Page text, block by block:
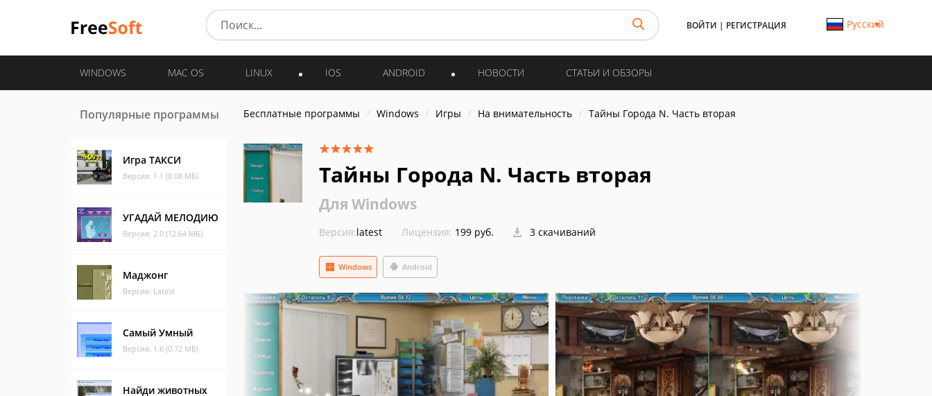
ВОЙТИ | РЕГИСТРАЦИЯ Русский
WINDOWS MAC OS LINUX IOS ANDROID НОВОСТИ СТАТЬИ И ОБЗОРЫ
Популярные программы
Игра ТАКСИ
Версия: 1.1 (0.08 МБ)
УГАДАЙ МЕЛОДИЮ
Версия: 2.0 (12.64 МБ)
Маджонг
Версия: Latest
Самый Умный
Версия: 1.6 (0.72 МБ)
Найди животных
Бесплатные программы Windows Игры На внимательность Тайны Города N. Часть вторая
Тайны Города N. Часть вторая
Для Windows
Версия:latest Лицензия: 199 руб. 3 скачиваний
Windows Android